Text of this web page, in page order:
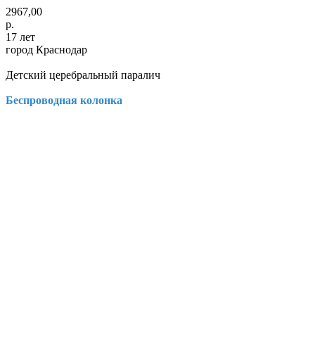
2967,00
р.
17 лет
город Краснодар
Детский церебральный паралич
Беспроводная колонка